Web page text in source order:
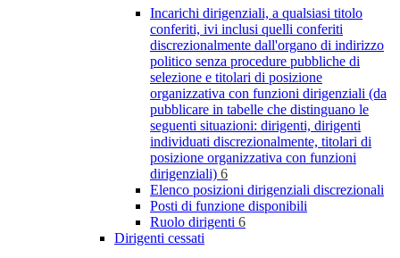
Incarichi dirigenziali, a qualsiasi titolo
conferiti, ivi inclusi quelli conferiti
discrezionalmente dall'organo di indirizzo
politico senza procedure pubbliche di
selezione e titolari di posizione
organizzativa con funzioni dirigenziali (da
pubblicare in tabelle che distinguano le
seguenti situazioni: dirigenti, dirigenti
individuati discrezionalmente, titolari di
posizione organizzativa con funzioni
dirigenziali) 6
Elenco posizioni dirigenziali discrezionali
Posti di funzione disponibili
Ruolo dirigenti 6
Dirigenti cessati